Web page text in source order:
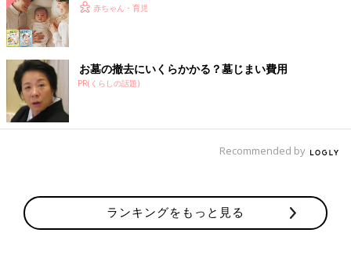
赤ちゃん・育児
お墓の撤去にいくらかかる？墓じまい費用
PR(くらしの話題)
Recommended by
ランキングをもっと見る